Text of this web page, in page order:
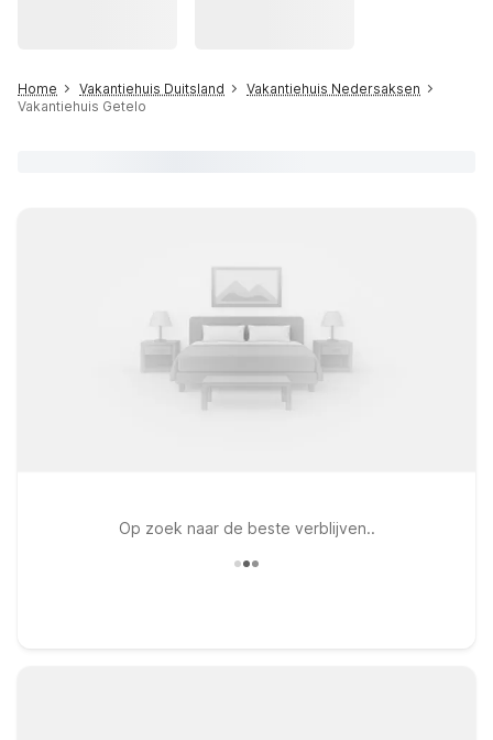
Home Vakantiehuis Duitsland
Vakantiehuis Nedersaksen
Vakantiehuis Getelo
Op zoek naar de beste verblijven..